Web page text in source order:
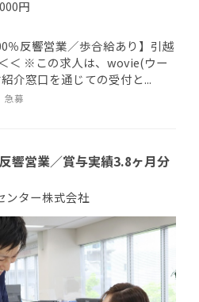
円
％反響営業／歩合給あり】引越
＜ ※この求人は、wovie(ウー
介窓口を通じての受付と...
急募
響営業／賞与実績3.8ヶ月分
ター株式会社